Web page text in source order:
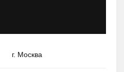
г. Москва